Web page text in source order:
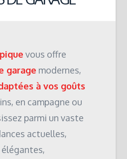
vous offre
garage modernes,
à vos goûts
en campagne ou
parmi un vaste
actuelles,